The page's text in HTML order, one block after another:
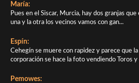
María:
Pues en el Siscar, Murcia, hay dos granjas que
una y la otra los vecinos vamos con gan...
Espín:
Cehegín se muere con rapidez y parece que la
corporación se hace la foto vendiendo Toros y
Pemowes: